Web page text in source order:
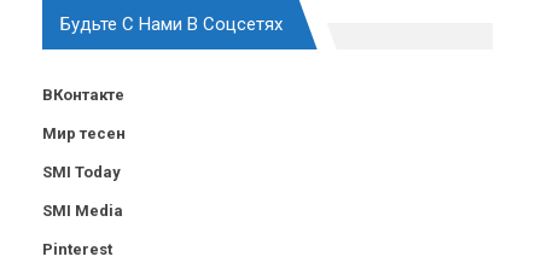
Будьте С Нами В Соцсетях
ВКонтакте
Мир тесен
SMI Today
SMI Media
Pinterest